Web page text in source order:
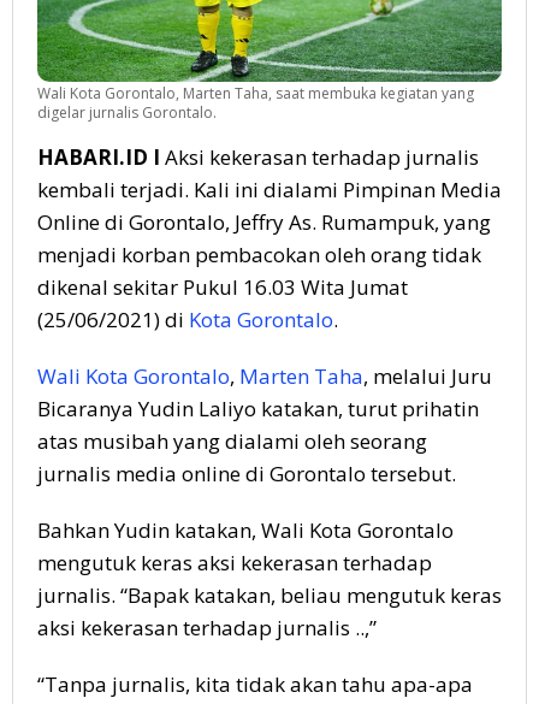
Wali Kota Gorontalo, Marten Taha, saat membuka kegiatan yang
digelar jurnalis Gorontalo.
HABARI.ID I Aksi kekerasan terhadap jurnalis
kembali terjadi. Kali ini dialami Pimpinan Media
Online di Gorontalo, Jeffry As. Rumampuk, yang
menjadi korban pembacokan oleh orang tidak
dikenal sekitar Pukul 16.03 Wita Jumat
(25/06/2021) di Kota Gorontalo.
Wali Kota Gorontalo, Marten Taha, melalui Juru
Bicaranya Yudin Laliyo katakan, turut prihatin
atas musibah yang dialami oleh seorang
jurnalis media online di Gorontalo tersebut.
Bahkan Yudin katakan, Wali Kota Gorontalo
mengutuk keras aksi kekerasan terhadap
jurnalis. “Bapak katakan, beliau mengutuk keras
aksi kekerasan terhadap jurnalis ..,”
“Tanpa jurnalis, kita tidak akan tahu apa-apa